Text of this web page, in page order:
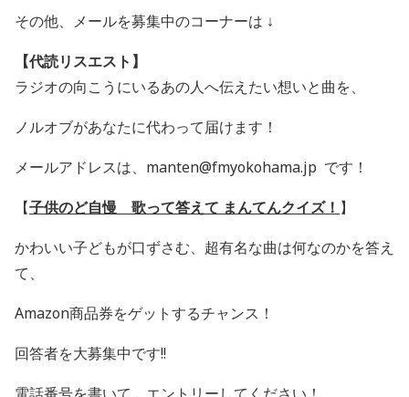
その他、メールを募集中のコーナーは ↓
【代読リスエスト】
ラジオの向こうにいるあの人へ伝えたい想いと曲を、
ノルオブがあなたに代わって届けます！
メールアドレスは、manten@fmyokohama.jp です！
【子供のど自慢 歌って答えて まんてんクイズ！ 】
かわいい子どもが口ずさむ、超有名な曲は何なのかを答え
て、
Amazon商品券をゲットするチャンス！
回答者を大募集中です!!